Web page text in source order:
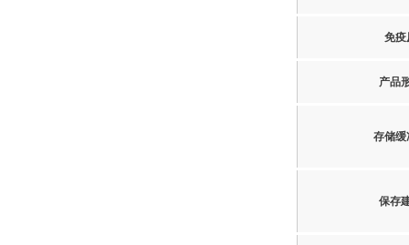
免疫
产品
存储缓
保存